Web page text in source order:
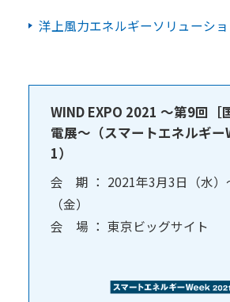
洋上風力エネルギーソリューシ
WIND EXPO 2021 ～第9回［
電展～（スマートエネルギ
1）
会 期 ： 2021年3月3日（水）
（金）
会 場 ： 東京ビッグサイト